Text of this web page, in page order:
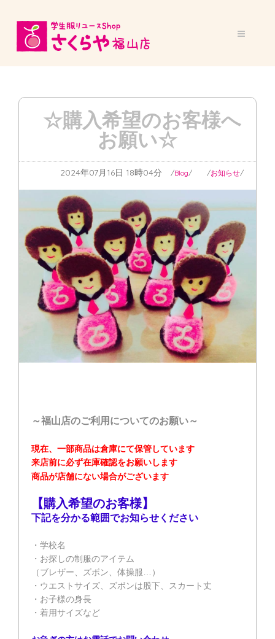
☆購入希望のお客様へ
お願い☆
2024年07月16日 18時04分 Blog お知らせ
～福山店のご利用についてのお願い～
現在、一部商品は倉庫にて保管しています
来店前に必ず在庫確認をお願いします
商品が店舗にない場合がございます
【購入希望のお客様】
下記を分かる範囲でお知らせください
・学校名
・お探しの制服のアイテム
（ブレザー、ズボン、体操服…）
・ウエストサイズ、ズボンは股下、スカート丈
・お子様の身長
・着用サイズなど